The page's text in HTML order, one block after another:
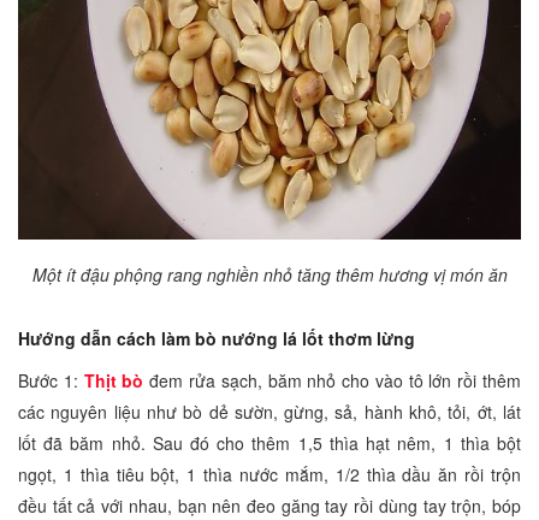
Một ít đậu phộng rang nghiền nhỏ tăng thêm hương vị món ăn
Hướng dẫn cách làm bò nướng lá lốt thơm lừng
Bước 1: Thịt bò đem rửa sạch, băm nhỏ cho vào tô lớn rồi thêm
các nguyên liệu như bò dẻ sườn, gừng, sả, hành khô, tỏi, ớt, lát
lốt đã băm nhỏ. Sau đó cho thêm 1,5 thìa hạt nêm, 1 thìa bột
ngọt, 1 thìa tiêu bột, 1 thìa nước mắm, 1/2 thìa dầu ăn rồi trộn
đều tất cả với nhau, bạn nên đeo găng tay rồi dùng tay trộn, bóp